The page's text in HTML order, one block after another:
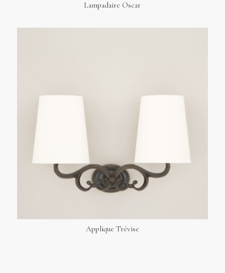
Lampadaire Oscar
Applique Trévise